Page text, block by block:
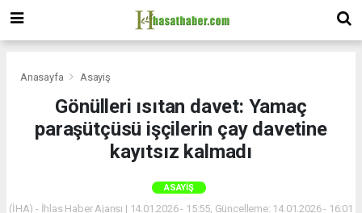
Anasayfa Asayiş
Gönülleri ısıtan davet: Yamaç
paraşütçüsü işçilerin çay davetine
kayıtsız kalmadı
ASAYIŞ
(İHA) - İhlas Haber Ajansı | 14.01.2026 - 15:55, Güncelleme: 14.01.2026 - 16:01